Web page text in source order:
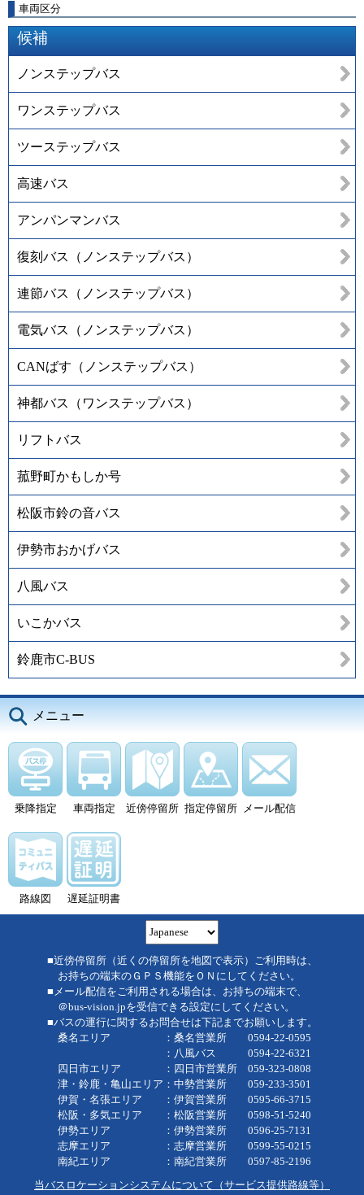
車両区分
候補
ノンステップバス
ワンステップバス
ツーステップバス
高速バス
アンパンマンバス
復刻バス（ノンステップバス）
連節バス（ノンステップバス）
電気バス（ノンステップバス）
CANばす（ノンステップバス）
神都バス（ワンステップバス）
リフトバス
菰野町かもしか号
松阪市鈴の音バス
伊勢市おかげバス
八風バス
いこかバス
鈴鹿市C-BUS
メニュー
乗降指定 車両指定 近傍停留所 指定停留所 メール配信
路線図 遅延証明書
■近傍停留所（近くの停留所を地図で表示）ご利用時は、
お持ちの端末のＧＰＳ機能をＯＮにしてください。
■メール配信をご利用される場合は、お持ちの端末で、
＠bus-vision.jpを受信できる設定にしてください。
■バスの運行に関するお問合せは下記までお願いします。
桑名エリア ：桑名営業所 0594-22-0595
：八風バス 0594-22-6321
四日市エリア ：四日市営業所 059-323-0808
津・鈴鹿・亀山エリア：中勢営業所 059-233-3501
伊賀・名張エリア ：伊賀営業所 0595-66-3715
松阪・多気エリア ：松阪営業所 0598-51-5240
伊勢エリア ：伊勢営業所 0596-25-7131
志摩エリア ：志摩営業所 0599-55-0215
南紀エリア ：南紀営業所 0597-85-2196
当バスロケーションシステムについて（サービス提供路線等）